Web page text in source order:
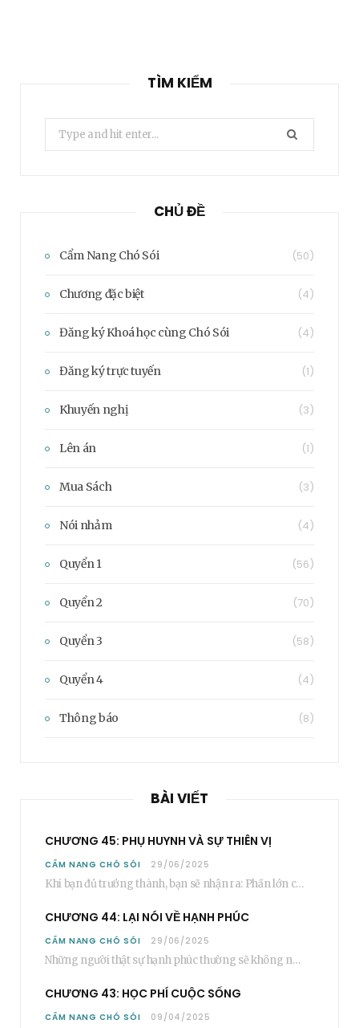
TÌM KIẾM
Search
for:
CHỦ ĐỀ
Cẩm Nang Chó Sói (50)
Chương đặc biệt (4)
Đăng ký Khoá học cùng Chó Sói (4)
Đăng ký trực tuyến (1)
Khuyến nghị (3)
Lên án (1)
Mua Sách (3)
Nói nhảm (4)
Quyển 1 (56)
Quyển 2 (70)
Quyển 3 (58)
Quyển 4 (4)
Thông báo (8)
BÀI VIẾT
CHƯƠNG 45: PHỤ HUYNH VÀ SỰ THIÊN VỊ
CẨM NANG CHÓ SÓI 29/06/2025
Khi bạn đủ trưởng thành, bạn sẽ nhận ra: Phần lớn các bậc phụ huynh…
CHƯƠNG 44: LẠI NÓI VỀ HẠNH PHÚC
CẨM NANG CHÓ SÓI 29/06/2025
Những người thật sự hạnh phúc thường sẽ không nói cụ thể rằng bạn “phải”…
CHƯƠNG 43: HỌC PHÍ CUỘC SỐNG
CẨM NANG CHÓ SÓI 09/04/2025